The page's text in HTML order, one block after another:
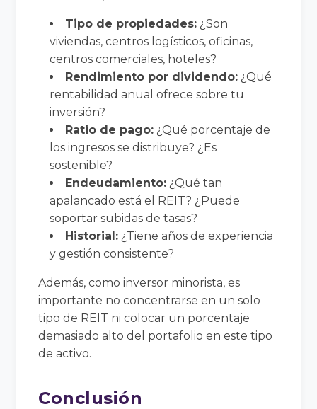
Tipo de propiedades: ¿Son
viviendas, centros logísticos, oficinas,
centros comerciales, hoteles?
Rendimiento por dividendo: ¿Qué
rentabilidad anual ofrece sobre tu
inversión?
Ratio de pago: ¿Qué porcentaje de
los ingresos se distribuye? ¿Es
sostenible?
Endeudamiento: ¿Qué tan
apalancado está el REIT? ¿Puede
soportar subidas de tasas?
Historial: ¿Tiene años de experiencia
y gestión consistente?
Además, como inversor minorista, es
importante no concentrarse en un solo
tipo de REIT ni colocar un porcentaje
demasiado alto del portafolio en este tipo
de activo.
Conclusión